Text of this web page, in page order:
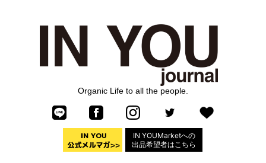
Organic Life to all the people.
IN YOUMarketへの
出品希望者はこちら